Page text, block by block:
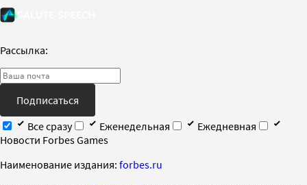
Рассылка:
Подписаться
Все сразу
Еженедельная
Ежедневная
Новости Forbes Games
Наименование издания: forbes.ru